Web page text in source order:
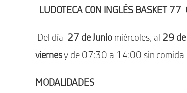
LUDOTECA CON INGLÉS BASKET 77
Del día 27 de Junio miércoles, al 29 de
viernesy de 07:30 a 14:00 sin comida
MODALIDADES